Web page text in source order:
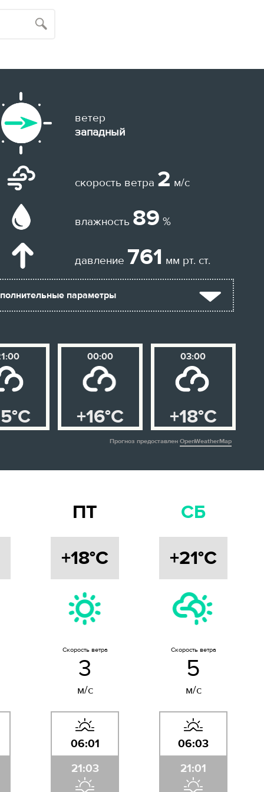
ветер
западный
скорость ветра 2 м/с
влажность 89 %
давление 761 мм рт. ст.
параметры
00:00
+16°C
03:00
+18°C
Прогноз предоставленOpenWeatherMap
ПТ
+18°C
Скорость ветра
3
м/с
06:01
21:03
СБ
+21°C
Скорость ветра
5
м/с
06:03
21:01